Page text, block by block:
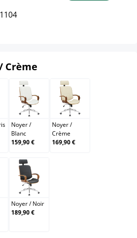
sur le produit
Crème
/ GrisNoyer / Blanc
Noyer/
Blanc
159,90 €
Noyer / Crème
Noyer/
Crème
169,90 €
/ MarronNoyer / Noir
Noyer/Noir
189,90 €